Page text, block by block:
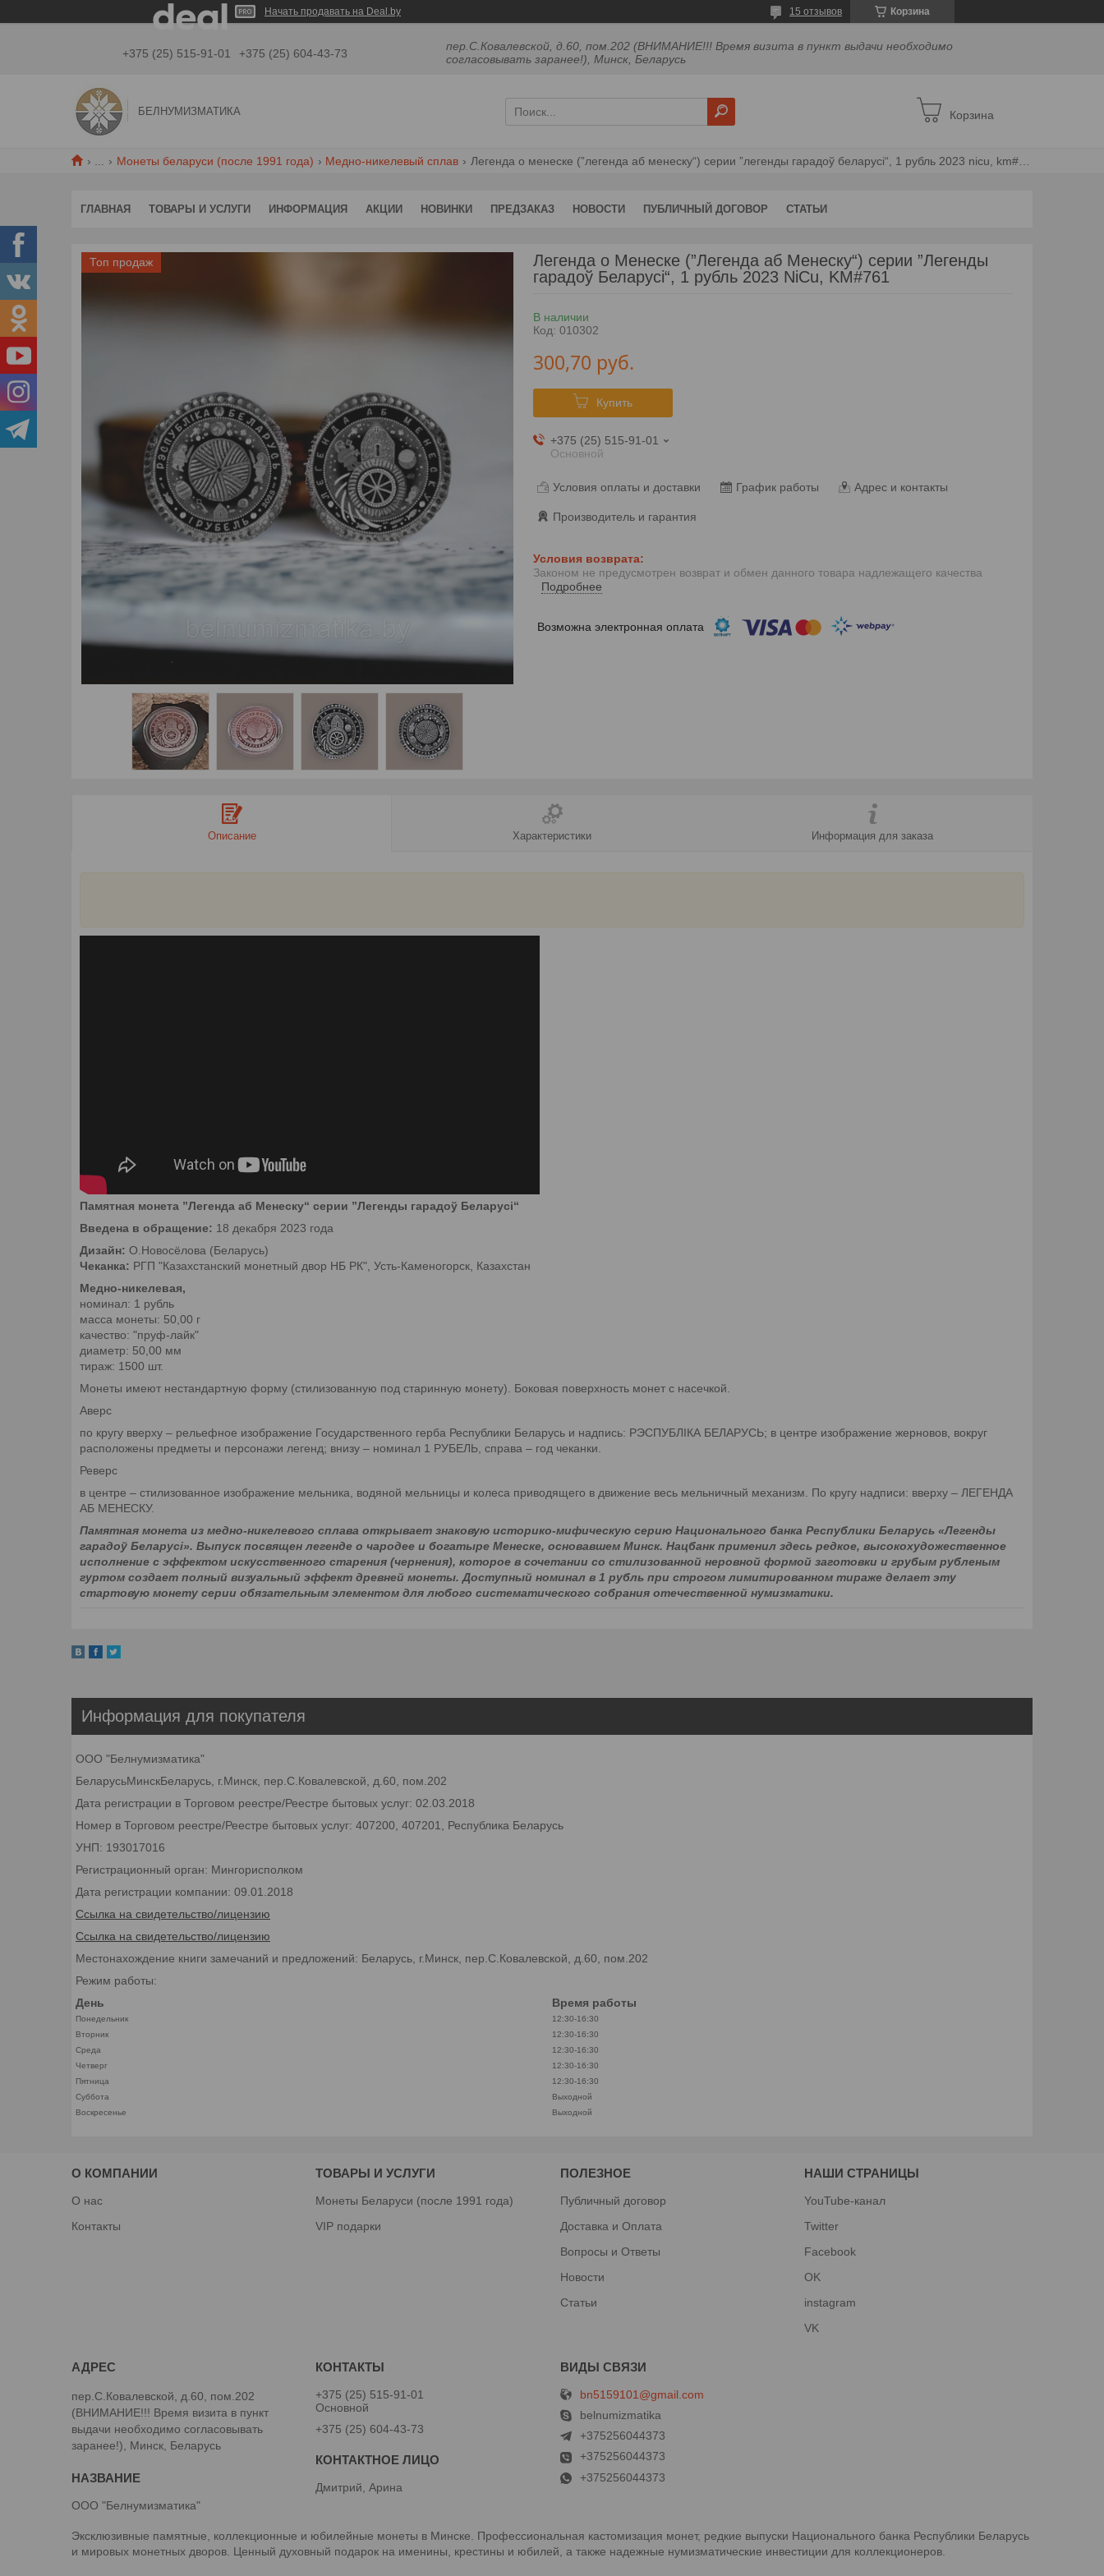
Начать продавать на Deal.by Корзина
15 отзывов
+375 (25) 515-91-01 +375 (25) 604-43-73
пер.С.Ковалевской, д.60, пом.202 (ВНИМАНИЕ!!! Время визита в пункт выдачи необходимо
согласовывать заранее!), Минск, Беларусь
БЕЛНУМИЗМАТИКА Корзина
Монеты беларуси (после 1991 года) Медно-никелевый сплав Легенда о менеске (”легенда аб менеску“) серии ”легенды гарадоў беларусі“, 1 рубль 2023 nicu, km#761
ГЛАВНАЯ ТОВАРЫ И УСЛУГИ ИНФОРМАЦИЯ АКЦИИ НОВИНКИ ПРЕДЗАКАЗ НОВОСТИ ПУБЛИЧНЫЙ ДОГОВОР СТАТЬИ
Топ продаж
Легенда о Менеске (”Легенда аб Менеску“) серии ”Легенды
гарадоў Беларусі“, 1 рубль 2023 NiCu, KM#761
В наличии
Код: 010302
300,70 руб.
Купить
+375 (25) 515-91-01
Основной
Условия оплаты и доставки График работы Адрес и контакты
Производитель и гарантия
Законом не предусмотрен возврат и обмен данного товара надлежащего качества
Подробнее
Описание Характеристики Информация для заказа
Памятная монета ”Легенда аб Менеску“ серии ”Легенды гарадоў Беларусі“
Введена в обращение: 18 декабря 2023 года
Дизайн: О.Новосёлова (Беларусь)
Чеканка: РГП "Казахстанский монетный двор НБ РК", Усть-Каменогорск, Казахстан
Медно-никелевая,
номинал: 1 рубль
масса монеты: 50,00 г
качество: "пруф-лайк"
диаметр: 50,00 мм
тираж: 1500 шт.
Монеты имеют нестандартную форму (стилизованную под старинную монету). Боковая поверхность монет с насечкой.
Аверс
по кругу вверху – рельефное изображение Государственного герба Республики Беларусь и надпись: РЭСПУБЛІКА БЕЛАРУСЬ; в центре изображение жерновов, вокруг
расположены предметы и персонажи легенд; внизу – номинал 1 РУБЕЛЬ, справа ‒ год чеканки.
Реверс
в центре – стилизованное изображение мельника, водяной мельницы и колеса приводящего в движение весь мельничный механизм. По кругу надписи: вверху ‒ ЛЕГЕНДА
АБ МЕНЕСКУ.
Памятная монета из медно-никелевого сплава открывает знаковую историко-мифическую серию Национального банка Республики Беларусь «Легенды
гарадоў Беларусі». Выпуск посвящен легенде о чародее и богатыре Менеске, основавшем Минск. Нацбанк применил здесь редкое, высокохудожественное
исполнение с эффектом искусственного старения (чернения), которое в сочетании со стилизованной неровной формой заготовки и грубым рубленым
гуртом создает полный визуальный эффект древней монеты. Доступный номинал в 1 рубль при строгом лимитированном тираже делает эту
стартовую монету серии обязательным элементом для любого систематического собрания отечественной нумизматики.
Информация для покупателя
ООО "Белнумизматика"
БеларусьМинскБеларусь, г.Минск, пер.С.Ковалевской, д.60, пом.202
Дата регистрации в Торговом реестре/Реестре бытовых услуг: 02.03.2018
Номер в Торговом реестре/Реестре бытовых услуг: 407200, 407201, Республика Беларусь
УНП: 193017016
Регистрационный орган: Мингорисполком
Дата регистрации компании: 09.01.2018
Ссылка на свидетельство/лицензию
Ссылка на свидетельство/лицензию
Местонахождение книги замечаний и предложений: Беларусь, г.Минск, пер.С.Ковалевской, д.60, пом.202
Режим работы:
День
Время работы
Понедельник
12:30-16:30
Вторник
12:30-16:30
Среда
12:30-16:30
Четверг
12:30-16:30
Пятница
12:30-16:30
Суббота
Выходной
Воскресенье
Выходной
О КОМПАНИИ
О нас
Контакты
ТОВАРЫ И УСЛУГИ
Монеты Беларуси (после 1991 года)
VIP подарки
ПОЛЕЗНОЕ
Публичный договор
Доставка и Оплата
Вопросы и Ответы
Новости
Статьи
НАШИ СТРАНИЦЫ
YouTube-канал
Twitter
Facebook
OK
instagram
VK
пер.С.Ковалевской, д.60, пом.202
(ВНИМАНИЕ!!! Время визита в пункт
выдачи необходимо согласовывать
заранее!), Минск, Беларусь
ООО "Белнумизматика"
+375 (25) 515-91-01
Основной
+375 (25) 604-43-73
Дмитрий, Арина
bn5159101@gmail.com
belnumizmatika
+375256044373
+375256044373
+375256044373
Эксклюзивные памятные, коллекционные и юбилейные монеты в Минске. Профессиональная кастомизация монет, редкие выпуски Национального банка Республики Беларусь
и мировых монетных дворов. Ценный духовный подарок на именины, крестины и юбилей, а также надежные нумизматические инвестиции для коллекционеров.